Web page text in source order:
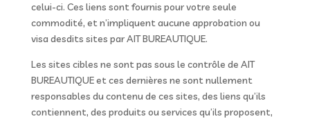
celui-ci. Ces liens sont fournis pour votre seule
commodité, et n’impliquent aucune approbation ou
visa desdits sites par AIT BUREAUTIQUE.
Les sites cibles ne sont pas sous le contrôle de AIT
BUREAUTIQUE et ces dernières ne sont nullement
responsables du contenu de ces sites, des liens qu’ils
contiennent, des produits ou services qu’ils proposent,